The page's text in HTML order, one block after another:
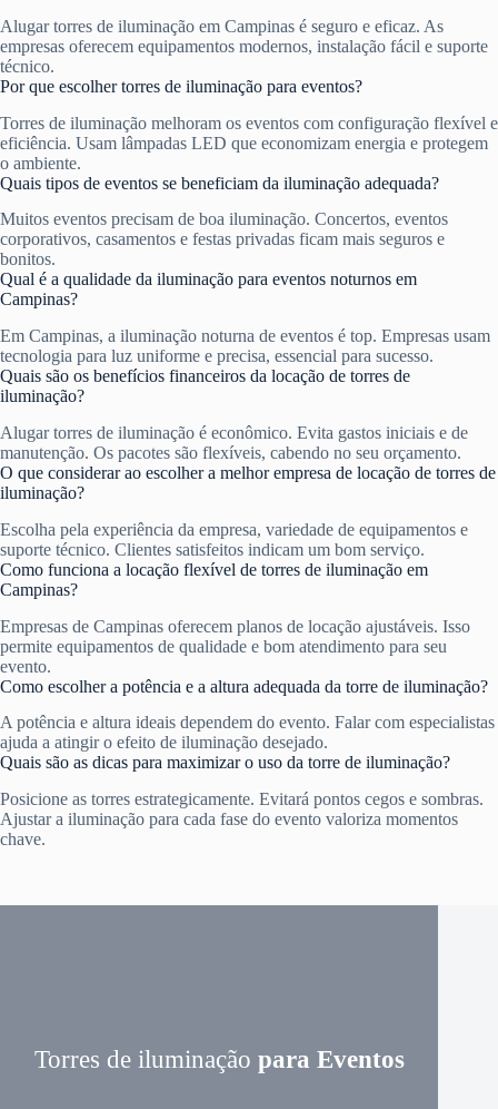
Alugar torres de iluminação em Campinas é seguro e eficaz. As
empresas oferecem equipamentos modernos, instalação fácil e suporte
técnico.
Por que escolher torres de iluminação para eventos?
Torres de iluminação melhoram os eventos com configuração flexível e
eficiência. Usam lâmpadas LED que economizam energia e protegem
o ambiente.
Quais tipos de eventos se beneficiam da iluminação adequada?
Muitos eventos precisam de boa iluminação. Concertos, eventos
corporativos, casamentos e festas privadas ficam mais seguros e
bonitos.
Qual é a qualidade da iluminação para eventos noturnos em
Campinas?
Em Campinas, a iluminação noturna de eventos é top. Empresas usam
tecnologia para luz uniforme e precisa, essencial para sucesso.
Quais são os benefícios financeiros da locação de torres de
iluminação?
Alugar torres de iluminação é econômico. Evita gastos iniciais e de
manutenção. Os pacotes são flexíveis, cabendo no seu orçamento.
O que considerar ao escolher a melhor empresa de locação de torres de
iluminação?
Escolha pela experiência da empresa, variedade de equipamentos e
suporte técnico. Clientes satisfeitos indicam um bom serviço.
Como funciona a locação flexível de torres de iluminação em
Campinas?
Empresas de Campinas oferecem planos de locação ajustáveis. Isso
permite equipamentos de qualidade e bom atendimento para seu
evento.
Como escolher a potência e a altura adequada da torre de iluminação?
A potência e altura ideais dependem do evento. Falar com especialistas
ajuda a atingir o efeito de iluminação desejado.
Quais são as dicas para maximizar o uso da torre de iluminação?
Posicione as torres estrategicamente. Evitará pontos cegos e sombras.
Ajustar a iluminação para cada fase do evento valoriza momentos
chave.
Torres de iluminação para Eventos